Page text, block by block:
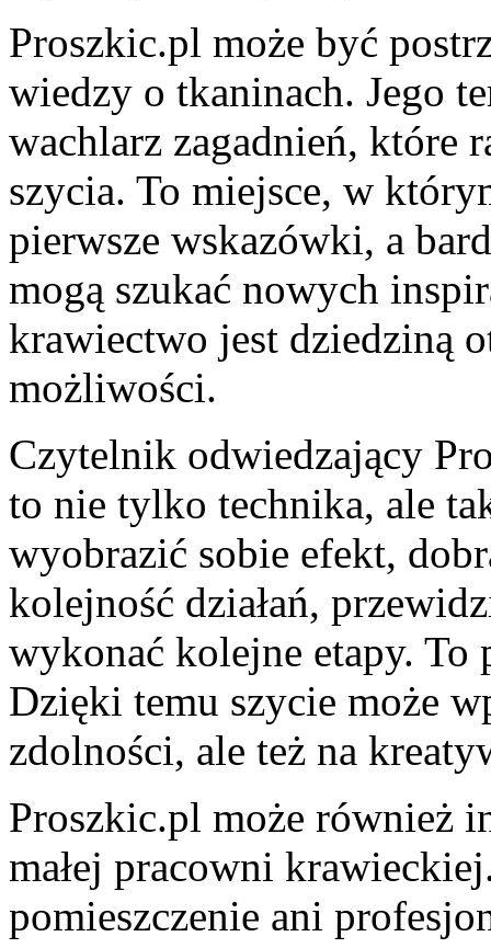
Proszkic.pl może być
wiedzy o tkaninach. Jego
wachlarz zagadnień, które
szycia. To miejsce, w
pierwsze wskazówki, a
mogą szukać nowych
krawiectwo jest dziedziną
możliwości.
Czytelnik odwiedzający
to nie tylko technika, ale
wyobrazić sobie efekt,
kolejność działań,
wykonać kolejne etapy.
Dzięki temu szycie może
zdolności, ale też na
Proszkic.pl może również
małej pracowni
pomieszczenie ani